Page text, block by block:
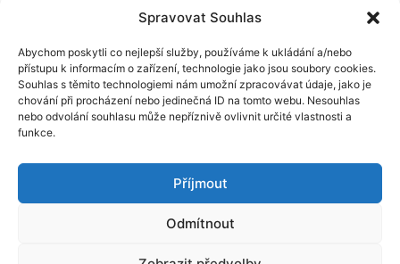
Spravovat Souhlas
Abychom poskytli co nejlepší služby, používáme k ukládání a/nebo
přístupu k informacím o zařízení, technologie jako jsou soubory cookies.
Souhlas s těmito technologiemi nám umožní zpracovávat údaje, jako je
chování při procházení nebo jedinečná ID na tomto webu. Nesouhlas
nebo odvolání souhlasu může nepříznivě ovlivnit určité vlastnosti a
funkce.
Příjmout
Odmítnout
je srozumitelný, dá se v něm orientovat. Má koncepci Ví, co, kdy a
proč bude děti učit a jaké metody k tomu bude používat.…
Číst dál